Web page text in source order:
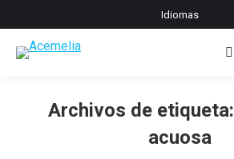
Idiomas
Archivos de etiqueta:
acuosa